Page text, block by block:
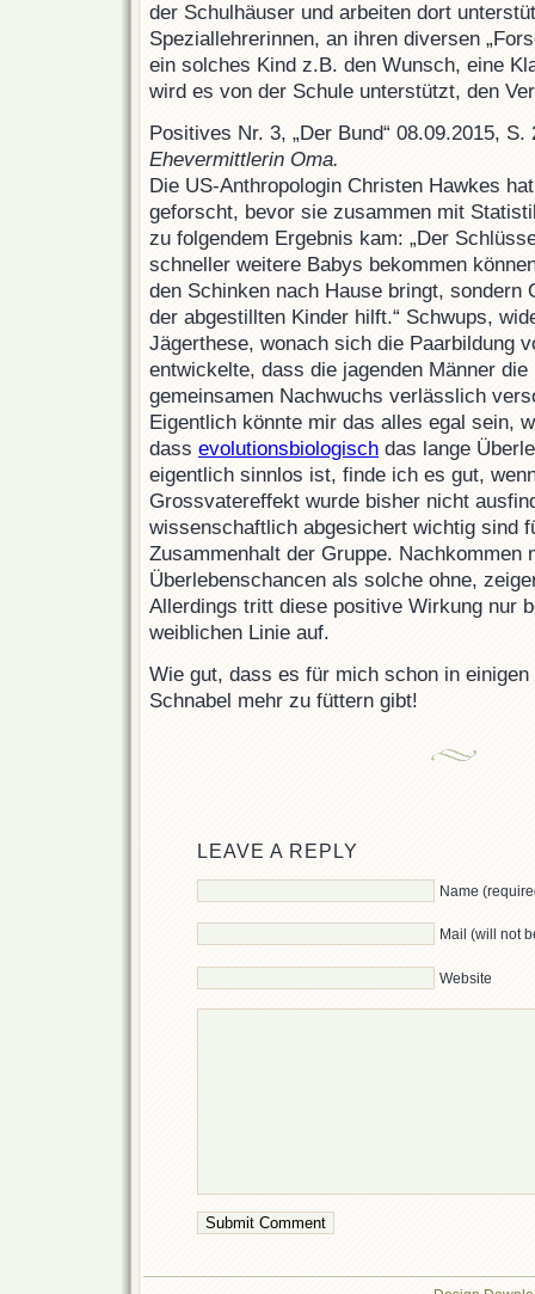
der Schulhäuser und arbeiten dort
Speziallehrerinnen, an ihren diversen
ein solches Kind z.B. den Wunsch, eine
wird es von der Schule unterstützt, den
Positives Nr. 3, „Der Bund“ 08.09.2015, S.
Ehevermittlerin Oma.
Die US-Anthropologin Christen Hawkes
geforscht, bevor sie zusammen mit
zu folgendem Ergebnis kam: „Der
schneller weitere Babys bekommen
den Schinken nach Hause bringt, sondern
der abgestillten Kinder hilft.“ Schwups,
Jägerthese, wonach sich die Paarbildung
entwickelte, dass die jagenden Männer die
gemeinsamen Nachwuchs verlässlich
Eigentlich könnte mir das alles egal sein,
dass evolutionsbiologisch das lange
eigentlich sinnlos ist, finde ich es gut,
Grossvatereffekt wurde bisher nicht
wissenschaftlich abgesichert wichtig sind
Zusammenhalt der Gruppe. Nachkommen
Überlebenschancen als solche ohne,
Allerdings tritt diese positive Wirkung nur
weiblichen Linie auf.
Wie gut, dass es für mich schon in einigen
Schnabel mehr zu füttern gibt!
LEAVE A REPLY
Name
Mail (will not
Website